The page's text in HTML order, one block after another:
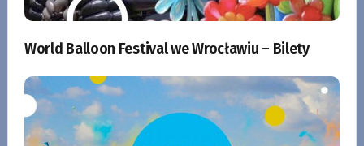
World Balloon Festival we Wrocławiu – Bilety